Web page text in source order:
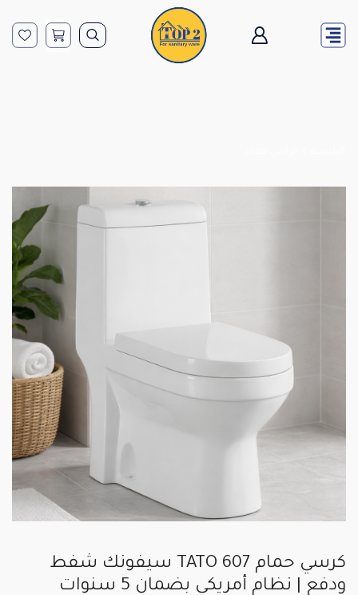
كرسي حمام TATO 607 سيفونك شفط
ودفع | نظام أمريكي بضمان 5 سنوات